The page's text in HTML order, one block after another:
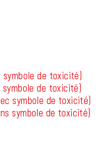
de toxicité)
de toxicité)
symbole de toxicité)
symbole de toxicité)